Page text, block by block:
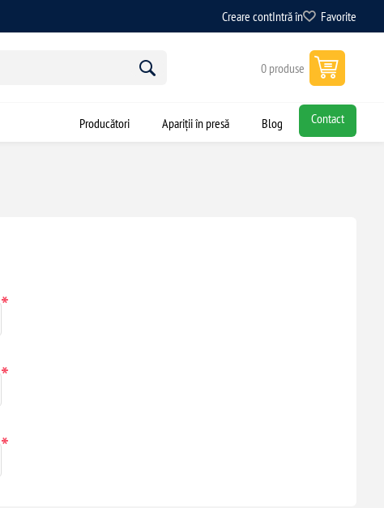
Creare contIntră în Favorite
0 produse
Producători Apariții în presă Blog Contact
*
*
*